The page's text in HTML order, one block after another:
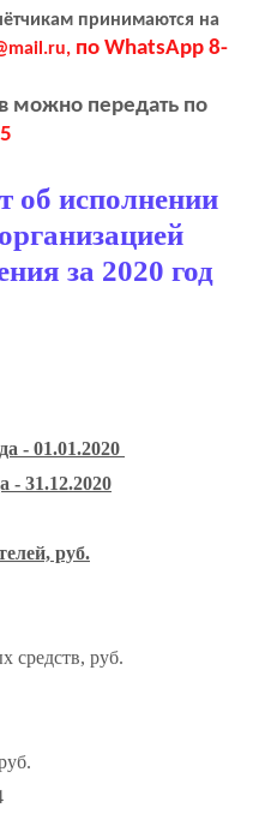
принимаются на
по WhatsApp 8-
можно передать по
исполнении
за 2020 год
- 01.01.2020
- 31.12.2020
руб.
средств, руб.